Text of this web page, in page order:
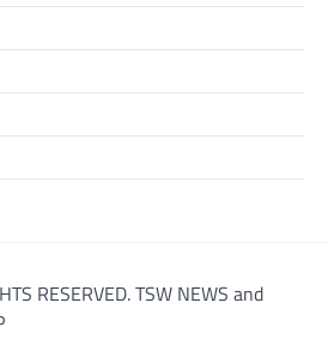
RESERVED. TSW NEWS and